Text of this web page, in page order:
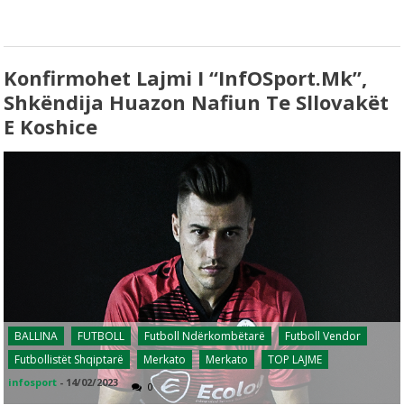
Konfirmohet Lajmi I “infOSport.mk”,
Shkëndija Huazon Nafiun Te Sllovakët
E Koshice
BALLINA FUTBOLL Futboll Ndërkombëtarë
Futboll Vendor
Futbollistët Shqiptarë
Merkato Merkato TOP LAJME
infosport - 14/02/2023 0